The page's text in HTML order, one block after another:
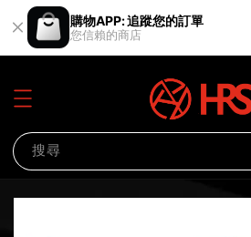
購物APP: 追蹤您的訂單
您信賴的商店
搜尋